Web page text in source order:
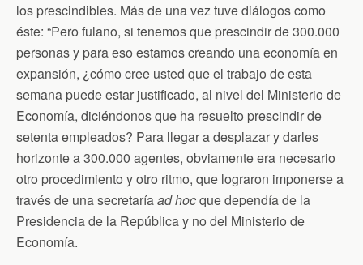
los prescindibles. Más de una vez tuve diálogos como
éste: “Pero fulano, si tenemos que prescindir de 300.000
personas y para eso estamos creando una economía en
expansión, ¿cómo cree usted que el trabajo de esta
semana puede estar justificado, al nivel del Ministerio de
Economía, diciéndonos que ha resuelto prescindir de
setenta empleados? Para llegar a desplazar y darles
horizonte a 300.000 agentes, obviamente era necesario
otro procedimiento y otro ritmo, que lograron imponerse a
través de una secretaríaad hocque dependía de la
Presidencia de la República y no del Ministerio de
Economía.